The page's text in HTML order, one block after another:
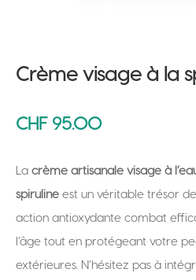
Crème visage à la
CHF95.00
La crème artisanale visage à
spiruline est un véritable trésor
action antioxydante combat
l’âge tout en protégeant votre
extérieures. N’hésitez pas à